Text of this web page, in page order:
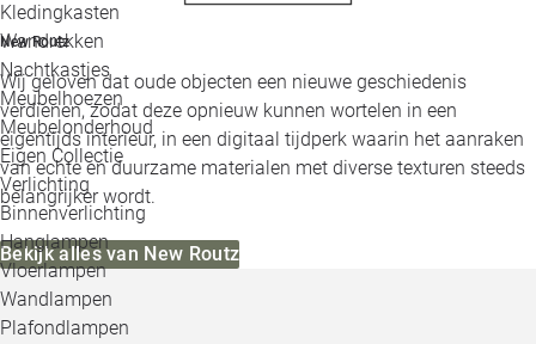
Kledingkasten
Wandrekken
Nachtkastjes
Meubelhoezen
Meubelonderhoud
Eigen Collectie
Verlichting
Binnenverlichting
Hanglampen
Vloerlampen
Wandlampen
Plafondlampen
New Routz
Wij geloven dat oude objecten een nieuwe geschiedenis
verdienen, zodat deze opnieuw kunnen wortelen in een
eigentijds interieur, in een digitaal tijdperk waarin het aanraken
van echte en duurzame materialen met diverse texturen steeds
belangrijker wordt.
Bekijk alles van New Routz